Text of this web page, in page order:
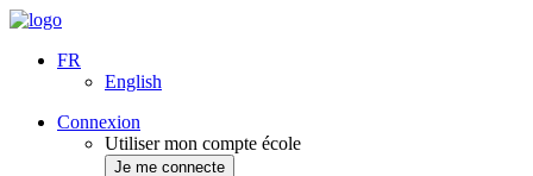
FR
English
Connexion
Utiliser mon compte école
Je me connecte